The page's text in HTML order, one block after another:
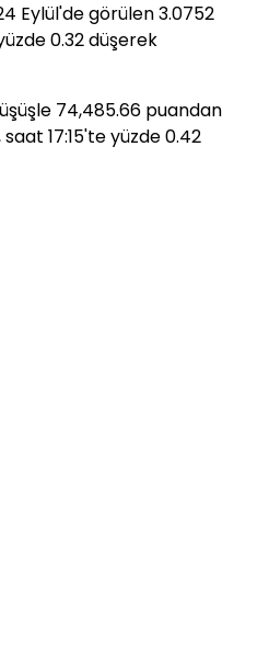
Eylül'de görülen 3.0752
0.32 düşerek
74,485.66 puandan
17:15'te yüzde 0.42